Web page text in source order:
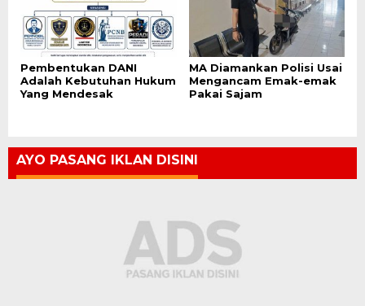
Pembentukan DANI
Adalah Kebutuhan Hukum
Yang Mendesak
MA Diamankan Polisi Usai
Mengancam Emak-emak
Pakai Sajam
AYO PASANG IKLAN DISINI